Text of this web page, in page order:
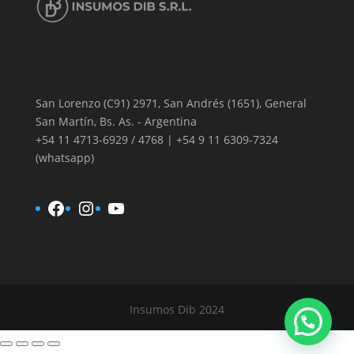
San Lorenzo (C91) 2971, San Andrés (1651), General
San Martín, Bs. As. - Argentina
+54 11 4713-6929 / 4768 | +54 9 11 6309-7324
(whatsapp)
Facebook
Instagram
YouTube
Insumos Dib 2024